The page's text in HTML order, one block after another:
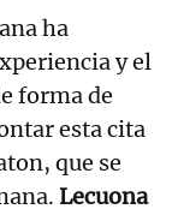
ha
y el
forma de
esta cita
que se
Lecuona